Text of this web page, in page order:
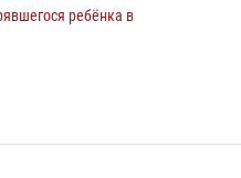
ребёнка в